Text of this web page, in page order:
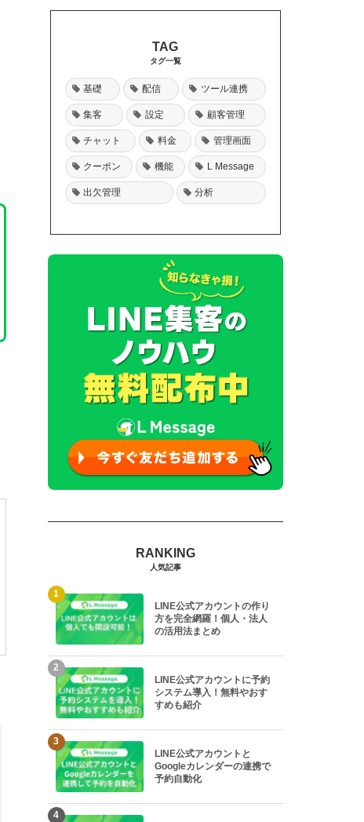
タグ一覧
基礎 配信 ツール連携
集客 設定 顧客管理
チャット 料金 管理画面
クーポン 機能 L Message
出欠管理 分析
人気記事
1
LINE公式アカウントの作り
方を完全網羅！個人・法人
の活用法まとめ
2
LINE公式アカウントに予約
システム導入！無料やおす
すめも紹介
3
LINE公式アカウントと
Googleカレンダーの連携で
予約自動化
4